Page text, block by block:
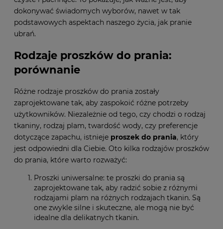
dokonywać świadomych wyborów, nawet w tak
podstawowych aspektach naszego życia, jak pranie
ubrań.
Rodzaje proszków do prania:
porównanie
Różne rodzaje proszków do prania zostały
zaprojektowane tak, aby zaspokoić różne potrzeby
użytkowników. Niezależnie od tego, czy chodzi o rodzaj
tkaniny, rodzaj plam, twardość wody, czy preferencje
dotyczące zapachu, istnieje proszek do prania, który
jest odpowiedni dla Ciebie. Oto kilka rodzajów proszków
do prania, które warto rozważyć:
Proszki uniwersalne: te proszki do prania są
zaprojektowane tak, aby radzić sobie z różnymi
rodzajami plam na różnych rodzajach tkanin. Są
one zwykle silne i skuteczne, ale mogą nie być
idealne dla delikatnych tkanin.